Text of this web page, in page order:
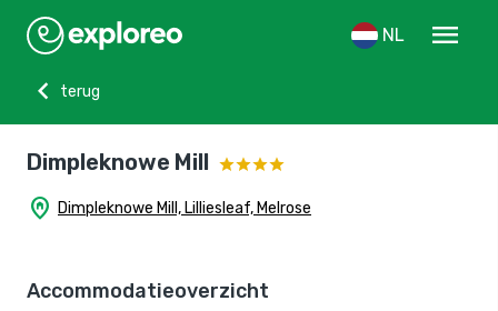
NL
menu
chevron_left
terug
Dimpleknowe Mill
home_pin Dimpleknowe Mill, Lilliesleaf, Melrose
Accommodatieoverzicht